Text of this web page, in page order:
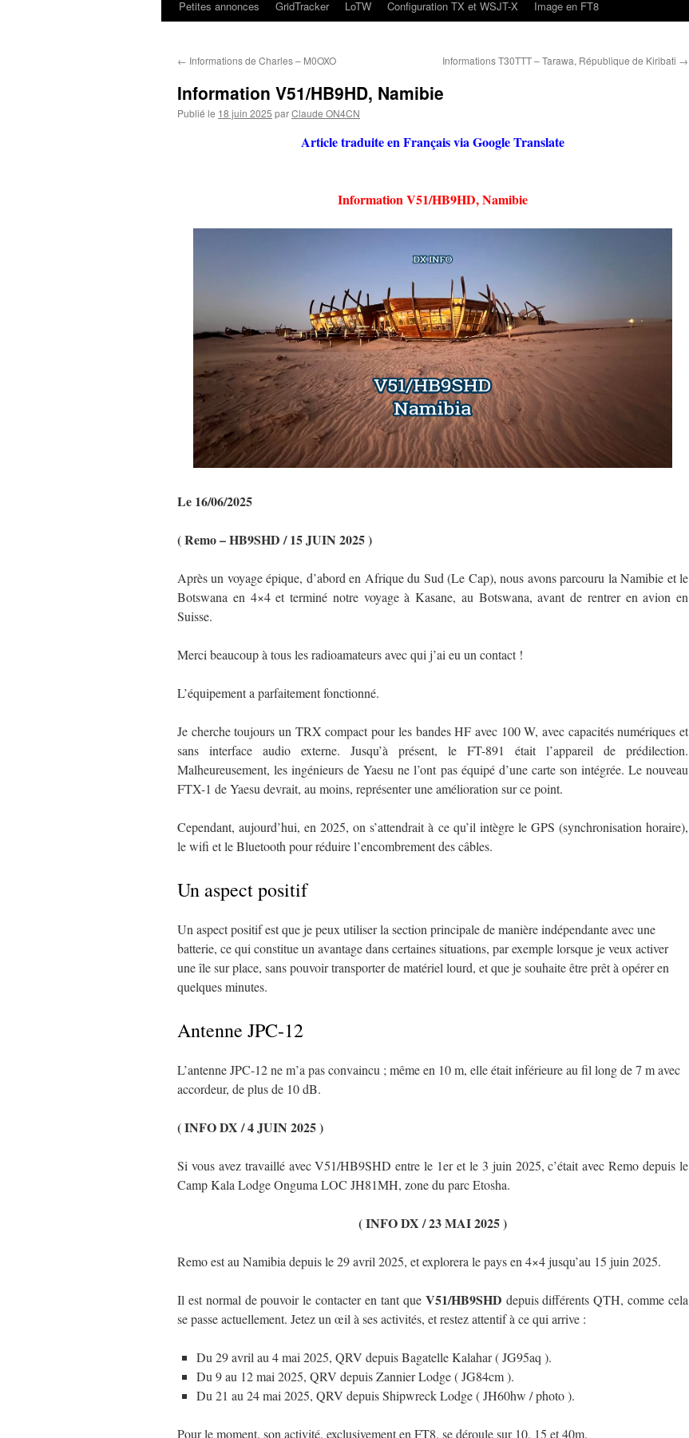
Petites annonces
GridTracker LoTW Configuration TX et WSJT-X Image en FT8
← Informations de Charles – M0OXO Informations T30TTT – Tarawa, République de Kiribati →
Information V51/HB9HD, Namibie
Publié le 18 juin 2025 parClaude ON4CN
Article traduite en Français via Google Translate
Information V51/HB9HD, Namibie
Le 16/06/2025
( Remo – HB9SHD / 15 JUIN 2025 )
Après un voyage épique, d’abord en Afrique du Sud (Le Cap), nous avons parcouru la Namibie et le
Botswana en 4×4 et terminé notre voyage à Kasane, au Botswana, avant de rentrer en avion en
Suisse.
Merci beaucoup à tous les radioamateurs avec qui j’ai eu un contact !
L’équipement a parfaitement fonctionné.
Je cherche toujours un TRX compact pour les bandes HF avec 100 W, avec capacités numériques et
sans interface audio externe. Jusqu’à présent, le FT-891 était l’appareil de prédilection.
Malheureusement, les ingénieurs de Yaesu ne l’ont pas équipé d’une carte son intégrée. Le nouveau
FTX-1 de Yaesu devrait, au moins, représenter une amélioration sur ce point.
Cependant, aujourd’hui, en 2025, on s’attendrait à ce qu’il intègre le GPS (synchronisation horaire),
le wifi et le Bluetooth pour réduire l’encombrement des câbles.
Un aspect positif
Un aspect positif est que je peux utiliser la section principale de manière indépendante avec une
batterie, ce qui constitue un avantage dans certaines situations, par exemple lorsque je veux activer
une île sur place, sans pouvoir transporter de matériel lourd, et que je souhaite être prêt à opérer en
quelques minutes.
Antenne JPC-12
L’antenne JPC-12 ne m’a pas convaincu ; même en 10 m, elle était inférieure au fil long de 7 m avec
accordeur, de plus de 10 dB.
( INFO DX / 4 JUIN 2025 )
Si vous avez travaillé avec V51/HB9SHD entre le 1er et le 3 juin 2025, c’était avec Remo depuis le
Camp Kala Lodge Onguma LOC JH81MH, zone du parc Etosha.
( INFO DX / 23 MAI 2025 )
Remo est au Namibia depuis le 29 avril 2025, et explorera le pays en 4×4 jusqu’au 15 juin 2025.
Il est normal de pouvoir le contacter en tant que V51/HB9SHD depuis différents QTH, comme cela
se passe actuellement. Jetez un œil à ses activités, et restez attentif à ce qui arrive :
Du 29 avril au 4 mai 2025, QRV depuis Bagatelle Kalahar ( JG95aq ).
Du 9 au 12 mai 2025, QRV depuis Zannier Lodge ( JG84cm ).
Du 21 au 24 mai 2025, QRV depuis Shipwreck Lodge ( JH60hw / photo ).
Pour le moment, son activité, exclusivement en FT8, se déroule sur 10, 15 et 40m.